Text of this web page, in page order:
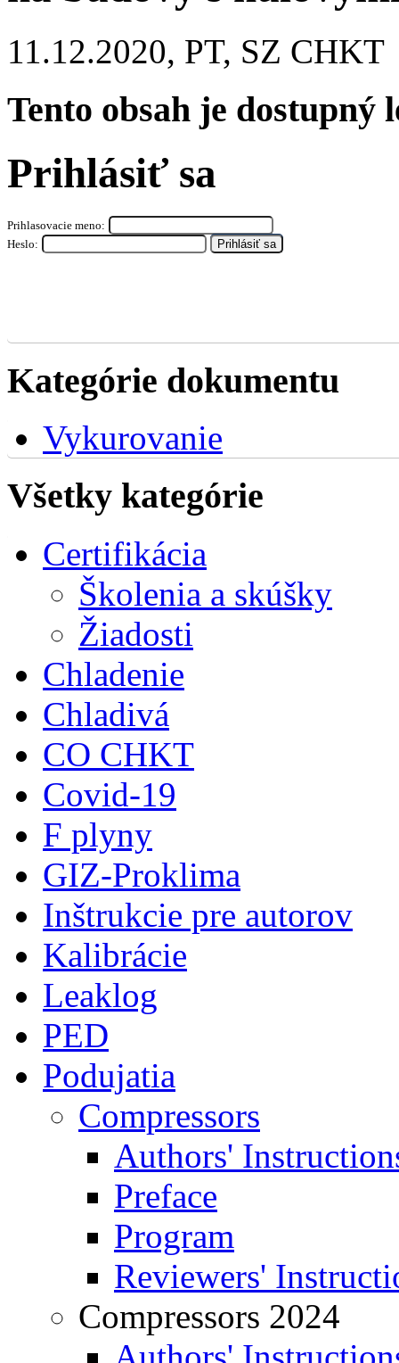
11.12.2020, PT, SZ CHKT
Tento obsah je dostupný
Prihlásiť sa
Prihlasovacie meno:
Heslo:
Kategórie dokumentu
Vykurovanie
Všetky kategórie
Certifikácia
Školenia a skúšky
Žiadosti
Chladenie
Chladivá
CO CHKT
Covid-19
F plyny
GIZ-Proklima
Inštrukcie pre autorov
Kalibrácie
Leaklog
PED
Podujatia
Compressors
Authors'
Preface
Program
Reviewers'
Compressors 2024